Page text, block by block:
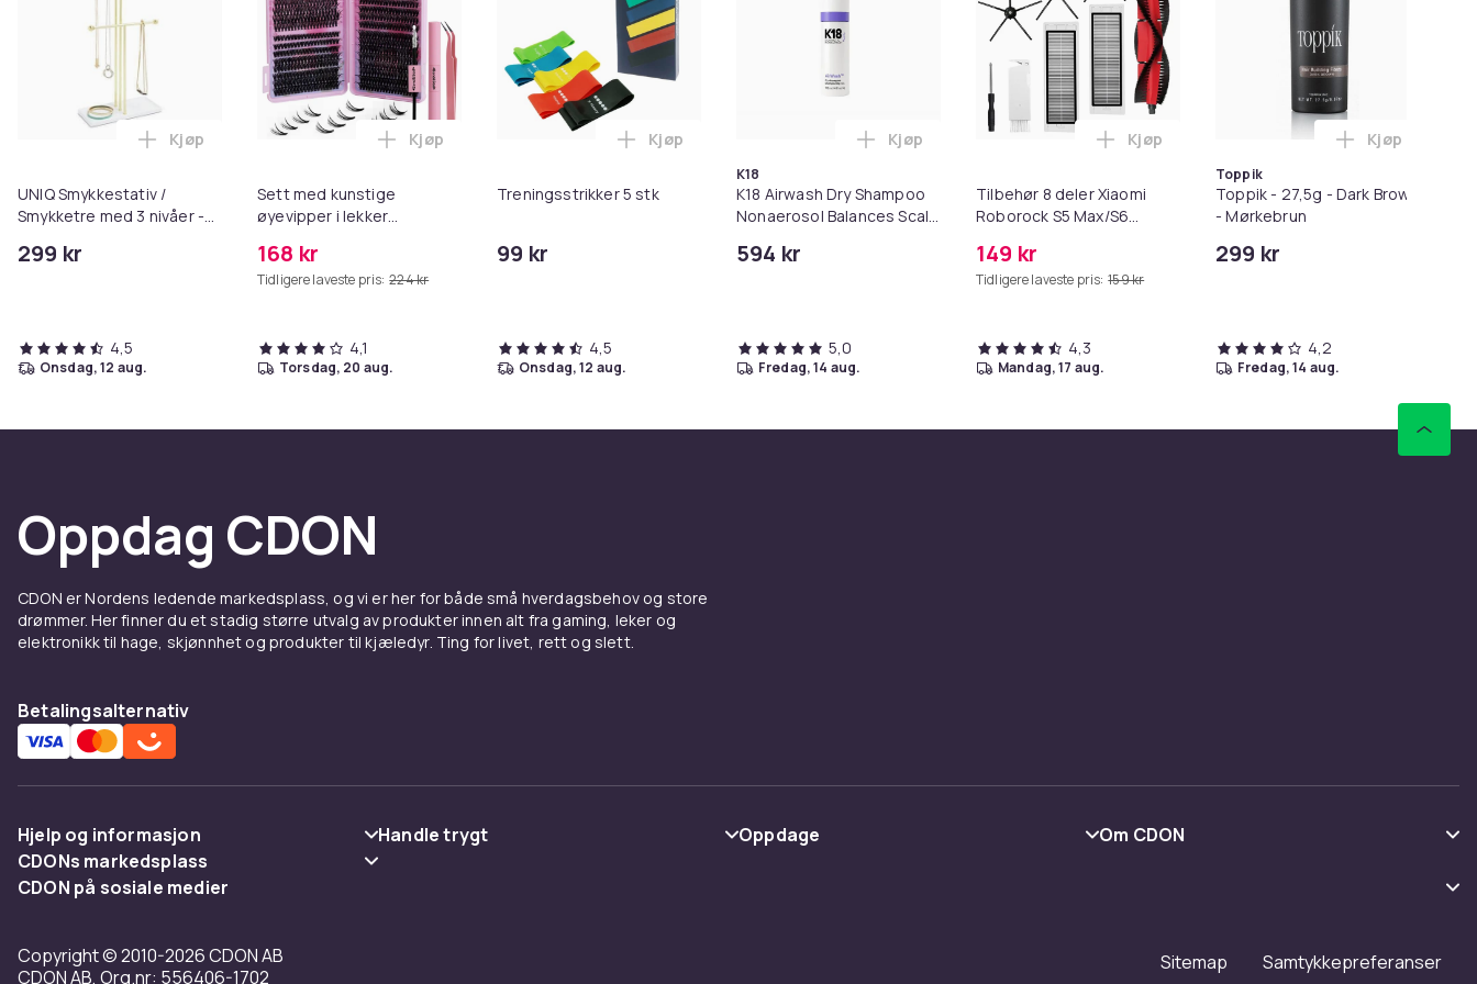
UNIQ Smykkestativ /
Smykketre med 3 nivåer -
299 kr
Legg UNIQ Smykkestativ / Smykketre med 3 nivåer - Gull / Hvit i handlekurven
Kjøp
4,5
onsdag, 12 aug.
Sett med kunstige
øyevipper i lekker
168 kr
Tidligere laveste pris: 224 kr
Legg Sett med kunstige øyevipper i lekker oppbevaringsboks i handlekurven
Kjøp
4,1
torsdag, 20 aug.
Treningsstrikker 5 stk
99 kr
Legg Treningsstrikker 5 stk i handlekurven
Kjøp
4,5
onsdag, 12 aug.
K18
K18 Airwash Dry Shampoo
Nonaerosol Balances Scalp
594 kr
Legg K18 Airwash Dry Shampoo Nonaerosol Balances Scalp & Controls
Kjøp
5,0
fredag, 14 aug.
Tilbehør 8 deler Xiaomi
Roborock S5 Max/S6
MAXV/S50/S51/S55/S5/S60/S65/S6
149 kr
Tidligere laveste pris: 159 kr
Legg Tilbehør 8 deler Xiaomi Roborock S5
Kjøp
4,3
mandag, 17 aug.
Toppik
Toppik - 27,5g - Dark Brown
- Mørkebrun
299 kr
Legg Toppik
Kjøp
4,2
fredag, 14 aug.
Oppdag CDON
CDON er Nordens ledende markedsplass, og vi er her for både små hverdagsbehov og store
drømmer. Her finner du et stadig større utvalg av produkter innen alt fra gaming, leker og
elektronikk til hage, skjønnhet og produkter til kjæledyr. Ting for livet, rett og slett.
Betalingsalternativ
Hjelp og informasjon
Vanlige spørsmål
Angre & returner her
Handle trygt
Oppdage
Om CDON
Jobbe på CDON
CDONs markedsplass
Merchant Help Center
CDON på sosiale medier
Copyright © 2010-2026 CDON AB
CDON AB, Org.nr: 556406-1702
Sitemap Samtykkepreferanser